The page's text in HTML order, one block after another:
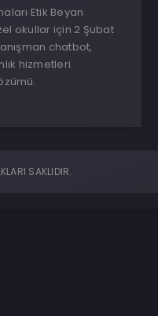
Etik Beyan
okullar için 2 Şubat
chatbot,
hizmetleri.
SAKLIDIR.